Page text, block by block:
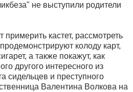
не выступили родители
кастет, рассмотреть
колоду карт,
а также покажут, как
другого интересного из
сидельцев и преступного
Валентина Волкова на